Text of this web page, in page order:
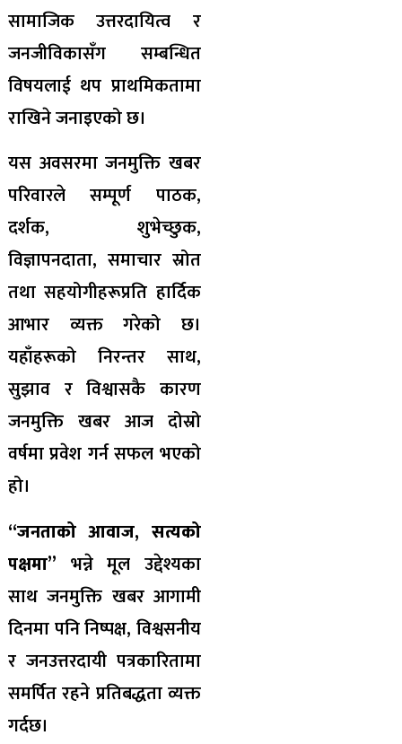
सामाजिक उत्तरदायित्व र
जनजीविकासँग सम्बन्धित
विषयलाई थप प्राथमिकतामा
राखिने जनाइएको छ।
यस अवसरमा जनमुक्ति खबर
परिवारले सम्पूर्ण पाठक,
दर्शक, शुभेच्छुक,
विज्ञापनदाता, समाचार स्रोत
तथा सहयोगीहरूप्रति हार्दिक
आभार व्यक्त गरेको छ।
यहाँहरूको निरन्तर साथ,
सुझाव र विश्वासकै कारण
जनमुक्ति खबर आज दोस्रो
वर्षमा प्रवेश गर्न सफल भएको
हो।
“जनताको आवाज, सत्यको
पक्षमा” भन्ने मूल उद्देश्यका
साथ जनमुक्ति खबर आगामी
दिनमा पनि निष्पक्ष, विश्वसनीय
र जनउत्तरदायी पत्रकारितामा
समर्पित रहने प्रतिबद्धता व्यक्त
गर्दछ।